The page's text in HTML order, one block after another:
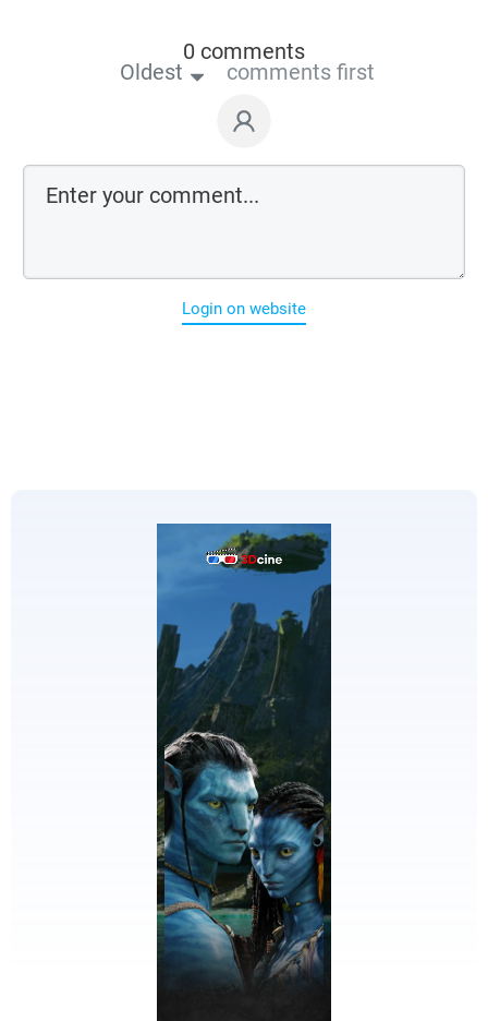
0 comments
Oldest comments first
Login on website